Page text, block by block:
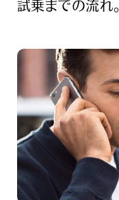
試乗までの流れ。